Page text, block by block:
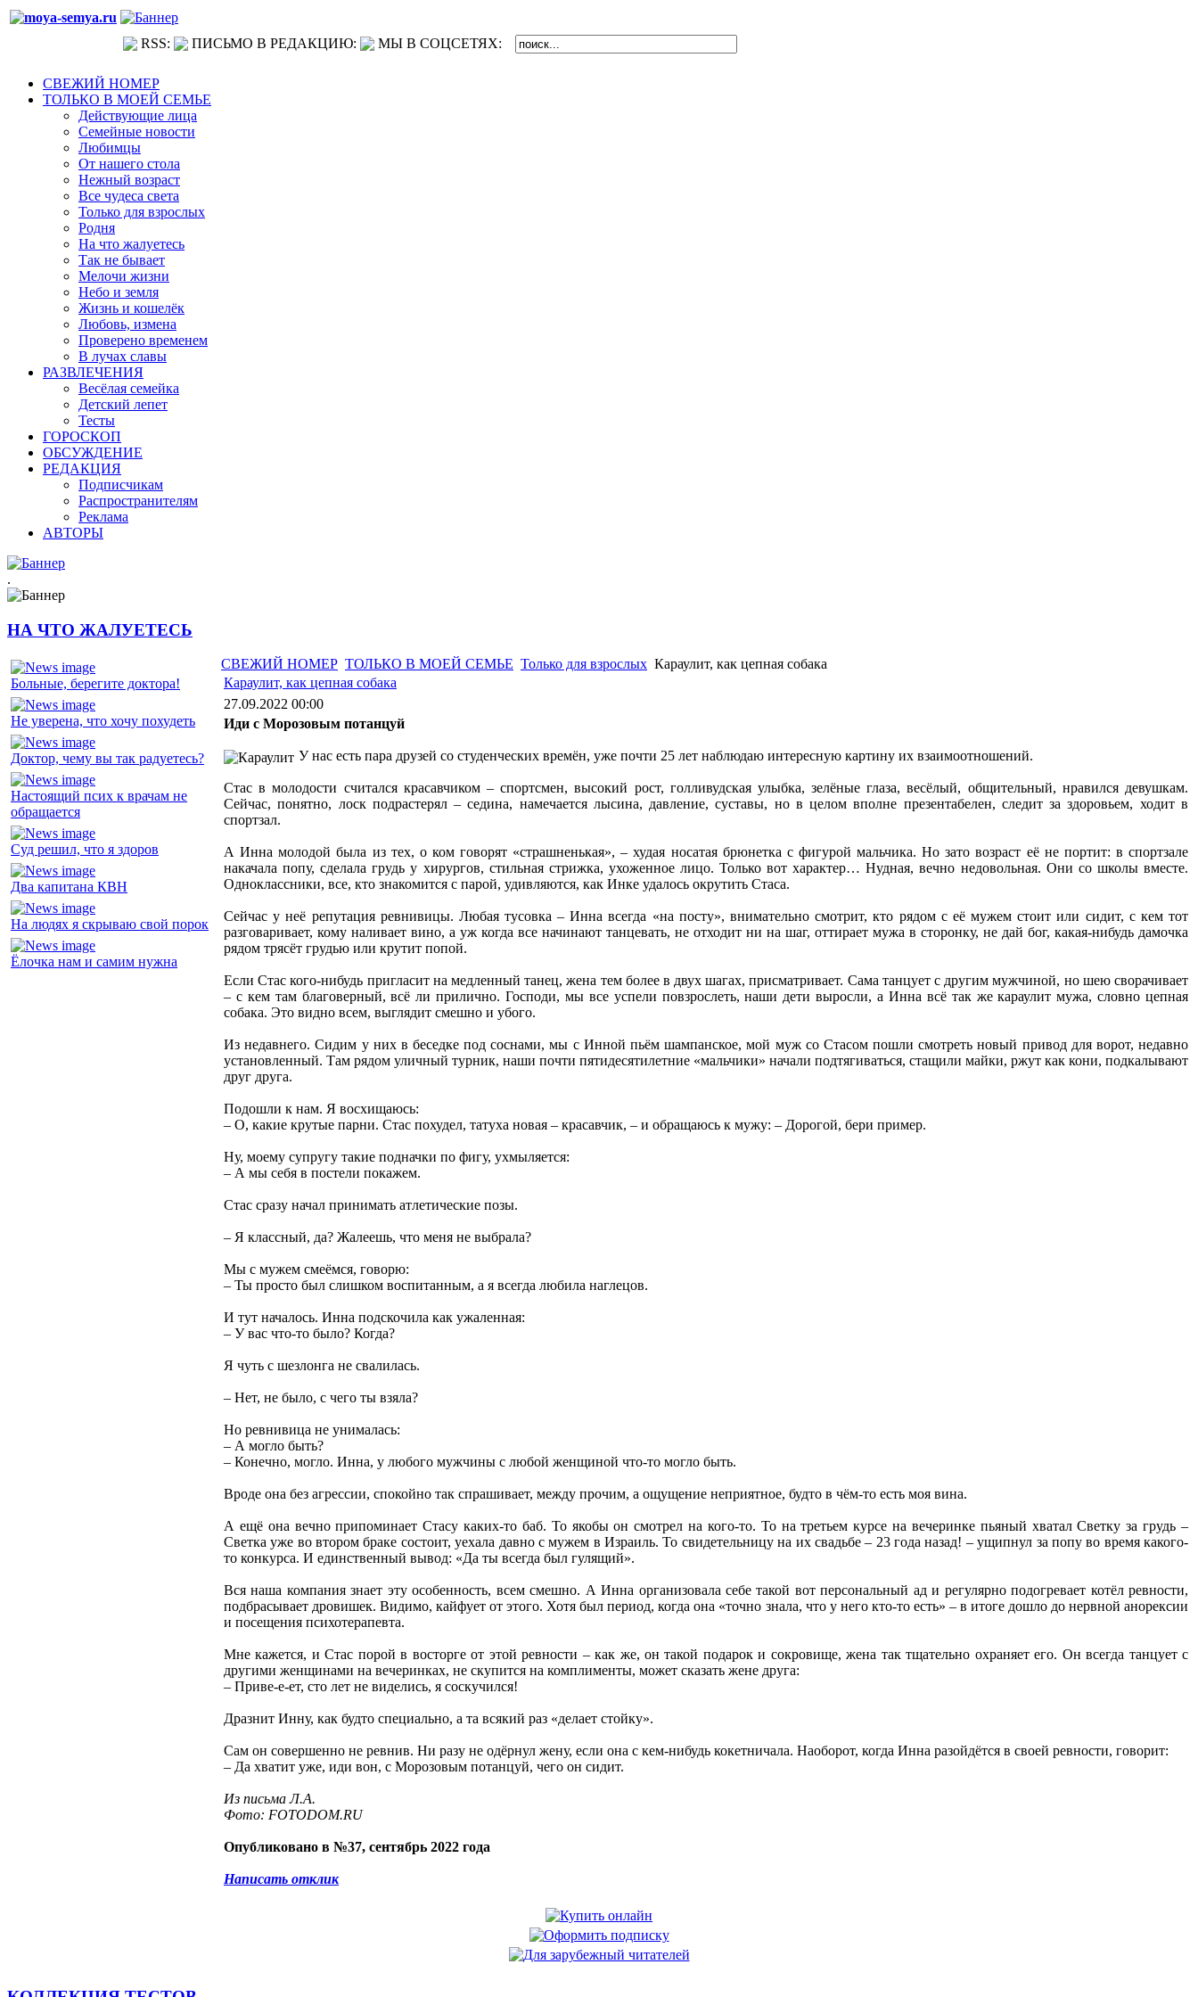
RSS: ПИСЬМО В РЕДАКЦИЮ: МЫ В СОЦСЕТЯХ:
СВЕЖИЙ НОМЕР
ТОЛЬКО В МОЕЙ СЕМЬЕ
Действующие лица
Семейные новости
Любимцы
От нашего стола
Нежный возраст
Все чудеса света
Только для взрослых
Родня
На что жалуетесь
Так не бывает
Мелочи жизни
Небо и земля
Жизнь и кошелёк
Любовь, измена
Проверено временем
В лучах славы
РАЗВЛЕЧЕНИЯ
Весёлая семейка
Детский лепет
Тесты
ГОРОСКОП
ОБСУЖДЕНИЕ
РЕДАКЦИЯ
Подписчикам
Распространителям
Реклама
АВТОРЫ
.
НА ЧТО ЖАЛУЕТЕСЬ
Больные, берегите доктора!
Не уверена, что хочу похудеть
Доктор, чему вы так радуетесь?
Настоящий псих к врачам не
обращается
Суд решил, что я здоров
Два капитана КВН
На людях я скрываю свой порок
Ёлочка нам и самим нужна
СВЕЖИЙ НОМЕР ТОЛЬКО В МОЕЙ СЕМЬЕ Только для взрослых Караулит, как цепная собака
Караулит, как цепная собака
27.09.2022 00:00
Иди с Морозовым потанцуй
У нас есть пара друзей со студенческих времён, уже почти 25 лет наблюдаю интересную картину их взаимоотношений.
Стас в молодости считался красавчиком – спортсмен, высокий рост, голливудская улыбка, зелёные глаза, весёлый, общительный, нравился девушкам.
Сейчас, понятно, лоск подрастерял – седина, намечается лысина, давление, суставы, но в целом вполне презентабелен, следит за здоровьем, ходит в
спортзал.
А Инна молодой была из тех, о ком говорят «страшненькая», – худая носатая брюнетка с фигурой мальчика. Но зато возраст её не портит: в спортзале
накачала попу, сделала грудь у хирургов, стильная стрижка, ухоженное лицо. Только вот характер… Нудная, вечно недовольная. Они со школы вместе.
Одноклассники, все, кто знакомится с парой, удивляются, как Инке удалось окрутить Стаса.
Сейчас у неё репутация ревнивицы. Любая тусовка – Инна всегда «на посту», внимательно смотрит, кто рядом с её мужем стоит или сидит, с кем тот
разговаривает, кому наливает вино, а уж когда все начинают танцевать, не отходит ни на шаг, оттирает мужа в сторонку, не дай бог, какая-нибудь дамочка
рядом трясёт грудью или крутит попой.
Если Стас кого-нибудь пригласит на медленный танец, жена тем более в двух шагах, присматривает. Сама танцует с другим мужчиной, но шею сворачивает
– с кем там благоверный, всё ли прилично. Господи, мы все успели повзрослеть, наши дети выросли, а Инна всё так же караулит мужа, словно цепная
собака. Это видно всем, выглядит смешно и убого.
Из недавнего. Сидим у них в беседке под соснами, мы с Инной пьём шампанское, мой муж со Стасом пошли смотреть новый привод для ворот, недавно
установленный. Там рядом уличный турник, наши почти пятидесятилетние «мальчики» начали подтягиваться, стащили майки, ржут как кони, подкалывают
друг друга.
Подошли к нам. Я восхищаюсь:
– О, какие крутые парни. Стас похудел, татуха новая – красавчик, – и обращаюсь к мужу: – Дорогой, бери пример.
Ну, моему супругу такие подначки по фигу, ухмыляется:
– А мы себя в постели покажем.
Стас сразу начал принимать атлетические позы.
– Я классный, да? Жалеешь, что меня не выбрала?
Мы с мужем смеёмся, говорю:
– Ты просто был слишком воспитанным, а я всегда любила наглецов.
И тут началось. Инна подскочила как ужаленная:
– У вас что-то было? Когда?
Я чуть с шезлонга не свалилась.
– Нет, не было, с чего ты взяла?
Но ревнивица не унималась:
– А могло быть?
– Конечно, могло. Инна, у любого мужчины с любой женщиной что-то могло быть.
Вроде она без агрессии, спокойно так спрашивает, между прочим, а ощущение неприятное, будто в чём-то есть моя вина.
А ещё она вечно припоминает Стасу каких-то баб. То якобы он смотрел на кого-то. То на третьем курсе на вечеринке пьяный хватал Светку за грудь –
Светка уже во втором браке состоит, уехала давно с мужем в Израиль. То свидетельницу на их свадьбе – 23 года назад! – ущипнул за попу во время какого-
то конкурса. И единственный вывод: «Да ты всегда был гулящий».
Вся наша компания знает эту особенность, всем смешно. А Инна организовала себе такой вот персональный ад и регулярно подогревает котёл ревности,
подбрасывает дровишек. Видимо, кайфует от этого. Хотя был период, когда она «точно знала, что у него кто-то есть» – в итоге дошло до нервной анорексии
и посещения психотерапевта.
Мне кажется, и Стас порой в восторге от этой ревности – как же, он такой подарок и сокровище, жена так тщательно охраняет его. Он всегда танцует с
другими женщинами на вечеринках, не скупится на комплименты, может сказать жене друга:
– Приве-е-ет, сто лет не виделись, я соскучился!
Дразнит Инну, как будто специально, а та всякий раз «делает стойку».
Сам он совершенно не ревнив. Ни разу не одёрнул жену, если она с кем-нибудь кокетничала. Наоборот, когда Инна разойдётся в своей ревности, говорит:
– Да хватит уже, иди вон, с Морозовым потанцуй, чего он сидит.
Из письма Л.А.
Фото: FOTODOM.RU
Опубликовано в №37, сентябрь 2022 года
Написать отклик